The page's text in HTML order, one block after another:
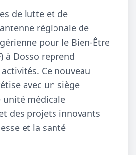
de lutte et de
régionale de
pour le Bien-Être
à Dosso reprend
Ce nouveau
avec un siège
unité médicale
des projets innovants
et la santé